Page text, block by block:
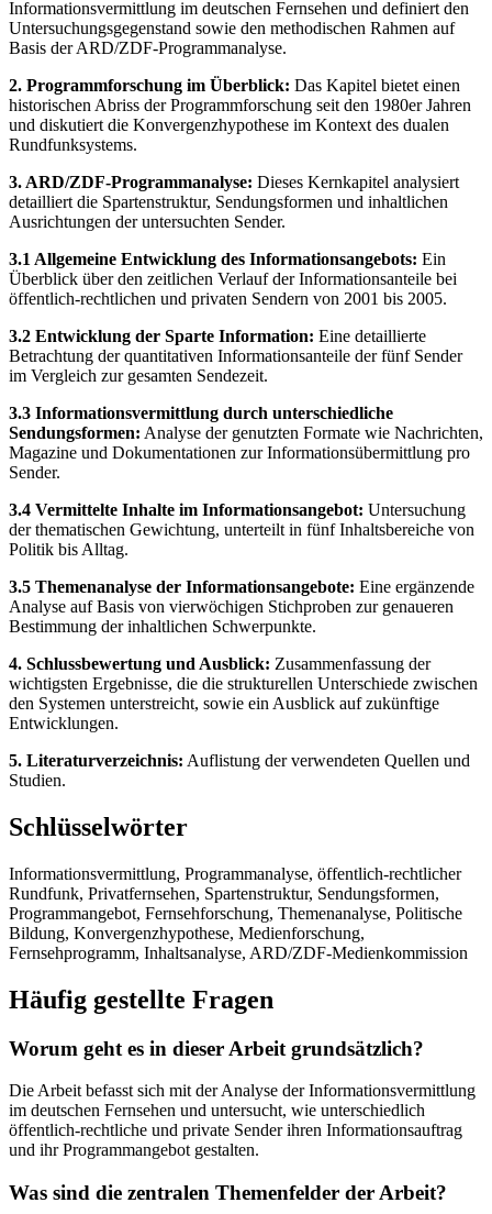
Informationsvermittlung im deutschen Fernsehen und definiert den
Untersuchungsgegenstand sowie den methodischen Rahmen auf
Basis der ARD/ZDF-Programmanalyse.
2. Programmforschung im Überblick: Das Kapitel bietet einen
historischen Abriss der Programmforschung seit den 1980er Jahren
und diskutiert die Konvergenzhypothese im Kontext des dualen
Rundfunksystems.
3. ARD/ZDF-Programmanalyse: Dieses Kernkapitel analysiert
detailliert die Spartenstruktur, Sendungsformen und inhaltlichen
Ausrichtungen der untersuchten Sender.
3.1 Allgemeine Entwicklung des Informationsangebots: Ein
Überblick über den zeitlichen Verlauf der Informationsanteile bei
öffentlich-rechtlichen und privaten Sendern von 2001 bis 2005.
3.2 Entwicklung der Sparte Information: Eine detaillierte
Betrachtung der quantitativen Informationsanteile der fünf Sender
im Vergleich zur gesamten Sendezeit.
3.3 Informationsvermittlung durch unterschiedliche
Sendungsformen: Analyse der genutzten Formate wie Nachrichten,
Magazine und Dokumentationen zur Informationsübermittlung pro
Sender.
3.4 Vermittelte Inhalte im Informationsangebot: Untersuchung
der thematischen Gewichtung, unterteilt in fünf Inhaltsbereiche von
Politik bis Alltag.
3.5 Themenanalyse der Informationsangebote: Eine ergänzende
Analyse auf Basis von vierwöchigen Stichproben zur genaueren
Bestimmung der inhaltlichen Schwerpunkte.
4. Schlussbewertung und Ausblick: Zusammenfassung der
wichtigsten Ergebnisse, die die strukturellen Unterschiede zwischen
den Systemen unterstreicht, sowie ein Ausblick auf zukünftige
Entwicklungen.
5. Literaturverzeichnis: Auflistung der verwendeten Quellen und
Studien.
Schlüsselwörter
Informationsvermittlung, Programmanalyse, öffentlich-rechtlicher
Rundfunk, Privatfernsehen, Spartenstruktur, Sendungsformen,
Programmangebot, Fernsehforschung, Themenanalyse, Politische
Bildung, Konvergenzhypothese, Medienforschung,
Fernsehprogramm, Inhaltsanalyse, ARD/ZDF-Medienkommission
Häufig gestellte Fragen
Worum geht es in dieser Arbeit grundsätzlich?
Die Arbeit befasst sich mit der Analyse der Informationsvermittlung
im deutschen Fernsehen und untersucht, wie unterschiedlich
öffentlich-rechtliche und private Sender ihren Informationsauftrag
und ihr Programmangebot gestalten.
Was sind die zentralen Themenfelder der Arbeit?